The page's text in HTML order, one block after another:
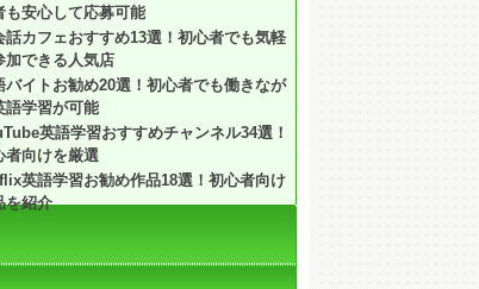
も安心して応募可能
話カフェおすすめ13選！初心者でも気軽
加できる人気店
バイトお勧め20選！初心者でも働きなが
語学習が可能
英語学習おすすめチャンネル34選！
者向けを厳選
英語学習お勧め作品18選！初心者向け
を紹介